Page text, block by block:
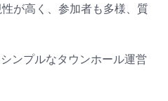
が高く、参加者も多様、質
ンプルなタウンホール運営